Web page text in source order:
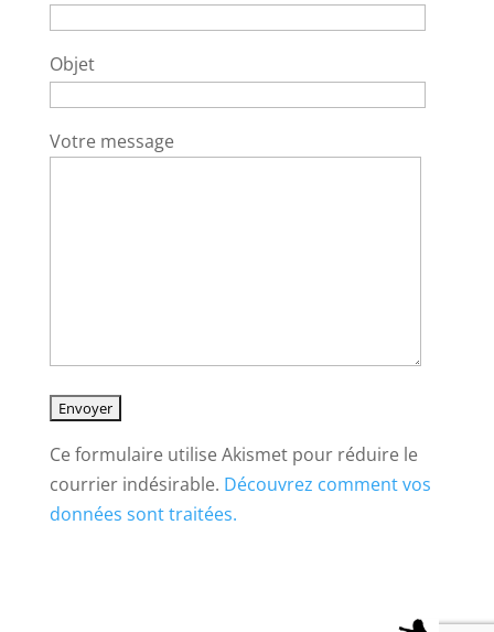
Objet
Votre message
Ce formulaire utilise Akismet pour réduire le
courrier indésirable. Découvrez comment vos
données sont traitées.